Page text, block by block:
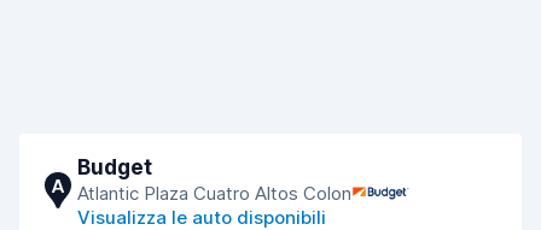
A
Budget
Atlantic Plaza Cuatro Altos Colon
Visualizza le auto disponibili